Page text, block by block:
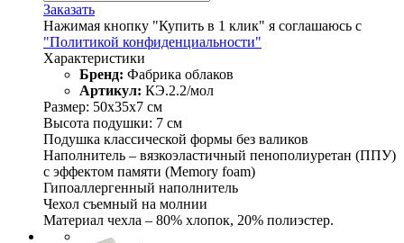
Заказать
Нажимая кнопку "Купить в 1 клик" я соглашаюсь с
"Политикой конфиденциальности"
Характеристики
Бренд: Фабрика облаков
Артикул: КЭ.2.2/мол
Размер: 50х35х7 см
Высота подушки: 7 см
Подушка классической формы без валиков
Наполнитель – вязкоэластичный пенополиуретан (ППУ)
с эффектом памяти (Memory foam)
Гипоаллергенный наполнитель
Чехол съемный на молнии
Материал чехла – 80% хлопок, 20% полиэстер.